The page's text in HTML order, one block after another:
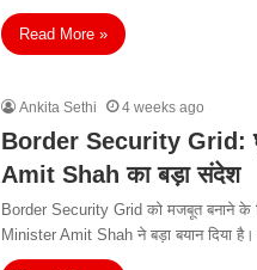
Read More »
Ankita Sethi 4 weeks ago
Border Security Grid:
Amit Shah का बड़ा संदेश
Border Security Grid को मजबूत बनाने के
Minister Amit Shah ने बड़ा बयान दिया